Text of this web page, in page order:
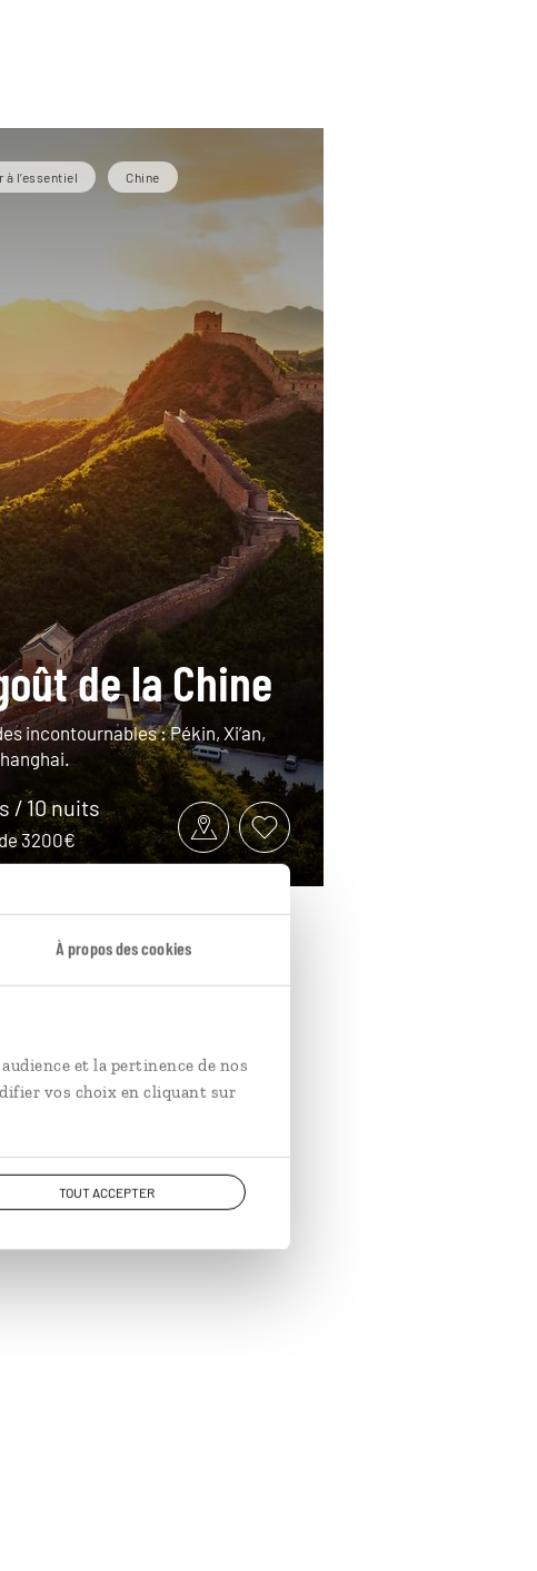
À propos des cookies
et la pertinence de nos
vos choix en cliquant sur
TOUT ACCEPTER
à l’essentiel Chine
de la Chine
incontournables : Pékin, Xi’an,
/ 10 nuits
3200€